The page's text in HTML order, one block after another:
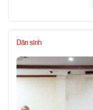
Dân sinh